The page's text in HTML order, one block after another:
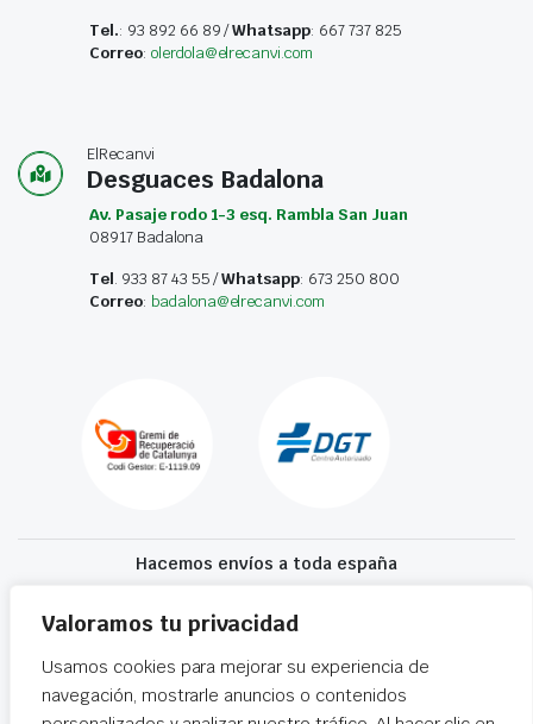
Valoramos tu privacidad
Usamos cookies para mejorar su experiencia de
navegación, mostrarle anuncios o contenidos
Tel.: 93 892 66 89 /Whatsapp: 667 737 825
Correo: olerdola@elrecanvi.com
ElRecanvi
Desguaces Badalona
Av. Pasaje rodo 1-3 esq. Rambla San Juan
08917 Badalona
Tel. 933 87 43 55 /Whatsapp: 673 250 800
Correo: badalona@elrecanvi.com
Hacemos envíos a toda españa
Recibe tu recambio en 24-72 horas
Desguaces El Recanvi 2026 ©Condiciones generales·Declaración de